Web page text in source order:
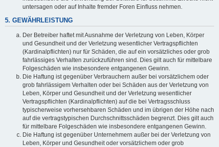
untersagen oder auf Inhalte fremder Foren Einfluss nehmen.
5. GEWÄHRLEISTUNG
Der Betreiber haftet mit Ausnahme der Verletzung von Leben, Körper
und Gesundheit und der Verletzung wesentlicher Vertragspflichten
(Kardinalpflichten) nur für Schäden, die auf ein vorsätzliches oder grob
fahrlässiges Verhalten zurückzuführen sind. Dies gilt auch für mittelbare
Folgeschäden wie insbesondere entgangenen Gewinn.
Die Haftung ist gegenüber Verbrauchern außer bei vorsätzlichem oder
grob fahrlässigem Verhalten oder bei Schäden aus der Verletzung von
Leben, Körper und Gesundheit und der Verletzung wesentlicher
Vertragspflichten (Kardinalpflichten) auf die bei Vertragsschluss
typischerweise vorhersehbaren Schäden und im übrigen der Höhe nach
auf die vertragstypischen Durchschnittsschäden begrenzt. Dies gilt auch
für mittelbare Folgeschäden wie insbesondere entgangenen Gewinn.
Die Haftung ist gegenüber Unternehmern außer bei der Verletzung von
Leben, Körper und Gesundheit oder vorsätzlichem oder grob